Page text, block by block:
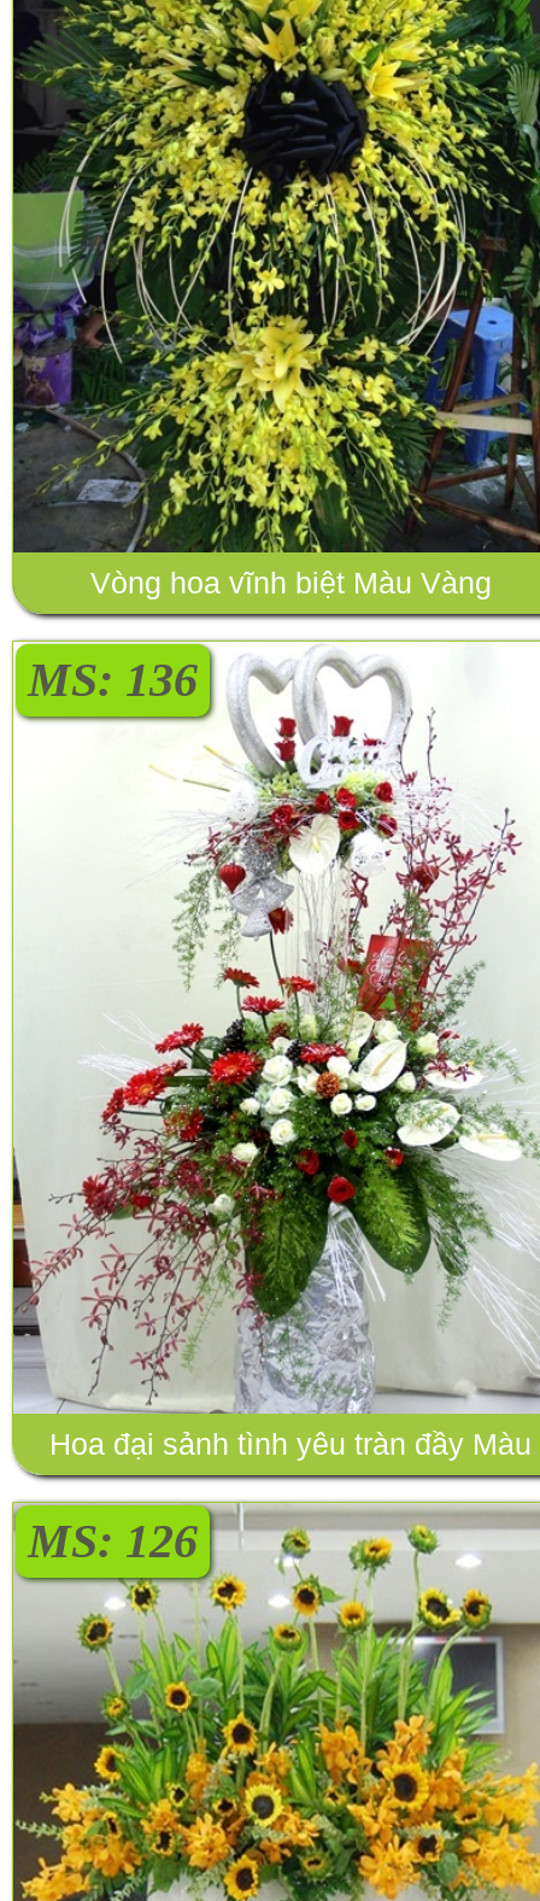
Vòng hoa vĩnh biệt Màu Vàng
Hoa đại sảnh tình yêu tràn đầy Màu
Vàng
MS: 136
MS: 126